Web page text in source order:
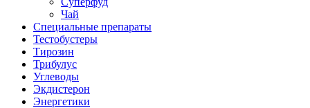
Чай
Специальные препараты
Тестобустеры
Тирозин
Трибулус
Углеводы
Экдистерон
Энергетики